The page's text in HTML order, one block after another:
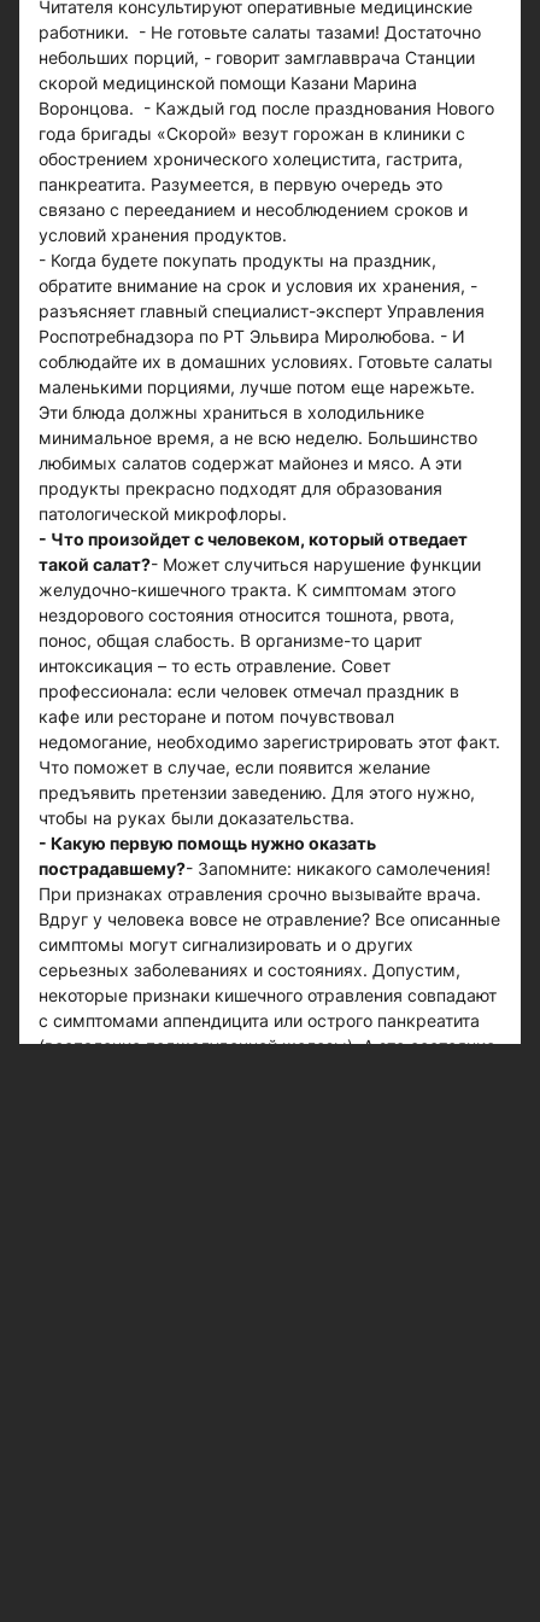
Читателя консультируют оперативные медицинские
работники. - Не готовьте салаты тазами! Достаточно
небольших порций, - говорит замглавврача Станции
скорой медицинской помощи Казани Марина
Воронцова. - Каждый год после празднования Нового
года бригады «Скорой» везут горожан в клиники с
обострением хронического холецистита, гастрита,
панкреатита. Разумеется, в первую очередь это
связано с перееданием и несоблюдением сроков и
условий хранения продуктов.
- Когда будете покупать продукты на праздник,
обратите внимание на срок и условия их хранения, -
разъясняет главный специалист-эксперт Управления
Роспотребнадзора по РТ Эльвира Миролюбова. - И
соблюдайте их в домашних условиях. Готовьте салаты
маленькими порциями, лучше потом еще нарежьте.
Эти блюда должны храниться в холодильнике
минимальное время, а не всю неделю. Большинство
любимых салатов содержат майонез и мясо. А эти
продукты прекрасно подходят для образования
патологической микрофлоры.
- Что произойдет с человеком, который отведает
такой салат?- Может случиться нарушение функции
желудочно-кишечного тракта. К симптомам этого
нездорового состояния относится тошнота, рвота,
понос, общая слабость. В организме-то царит
интоксикация – то есть отравление. Совет
профессионала: если человек отмечал праздник в
кафе или ресторане и потом почувствовал
недомогание, необходимо зарегистрировать этот факт.
Что поможет в случае, если появится желание
предъявить претензии заведению. Для этого нужно,
чтобы на руках были доказательства.
- Какую первую помощь нужно оказать
пострадавшему?- Запомните: никакого самолечения!
При признаках отравления срочно вызывайте врача.
Вдруг у человека вовсе не отравление? Все описанные
симптомы могут сигнализировать и о других
серьезных заболеваниях и состояниях. Допустим,
некоторые признаки кишечного отравления совпадают
с симптомами аппендицита или острого панкреатита
(воспаление поджелудочной железы). А это состояние,